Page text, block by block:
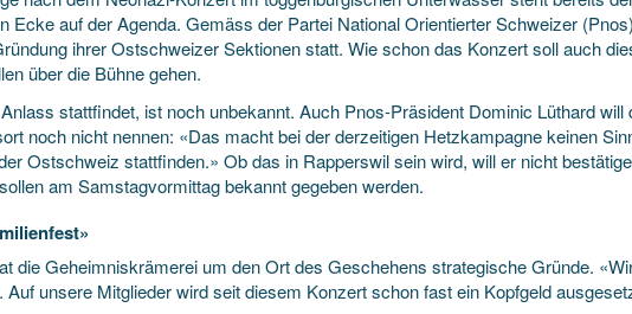
Ecke auf der Agenda. Gemäss der Partei National Orientierter Schweizer
ihrer Ostschweizer Sektionen statt. Wie schon das Konzert soll auch
über die Bühne gehen.
stattfindet, ist noch unbekannt. Auch Pnos-Präsident Dominic Lüthard will
noch nicht nennen: «Das macht bei der derzeitigen Hetzkampagne keinen
Ostschweiz stattfinden.» Ob das in Rapperswil sein wird, will er nicht
am Samstagvormittag bekannt gegeben werden.
die Geheimniskrämerei um den Ort des Geschehens strategische Gründe.
Auf unsere Mitglieder wird seit diesem Konzert schon fast ein Kopfgeld